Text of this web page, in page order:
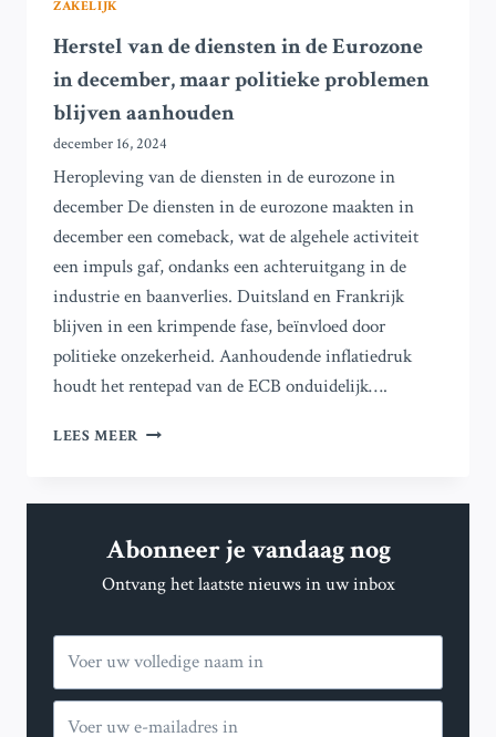
ZAKELIJK
Herstel van de diensten in de Eurozone
in december, maar politieke problemen
blijven aanhouden
december 16, 2024
Heropleving van de diensten in de eurozone in
december De diensten in de eurozone maakten in
december een comeback, wat de algehele activiteit
een impuls gaf, ondanks een achteruitgang in de
industrie en baanverlies. Duitsland en Frankrijk
blijven in een krimpende fase, beïnvloed door
politieke onzekerheid. Aanhoudende inflatiedruk
houdt het rentepad van de ECB onduidelijk….
LEES MEER HERSTEL
DIENSTEN
DE
EUROZONE
IN
MAAR
POLITIEKE
PROBLEMEN
AANHOUDEN
Abonneer je vandaag nog
Ontvang het laatste nieuws in uw inbox